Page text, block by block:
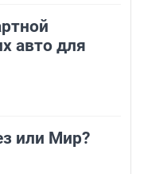
авто для
или Мир?